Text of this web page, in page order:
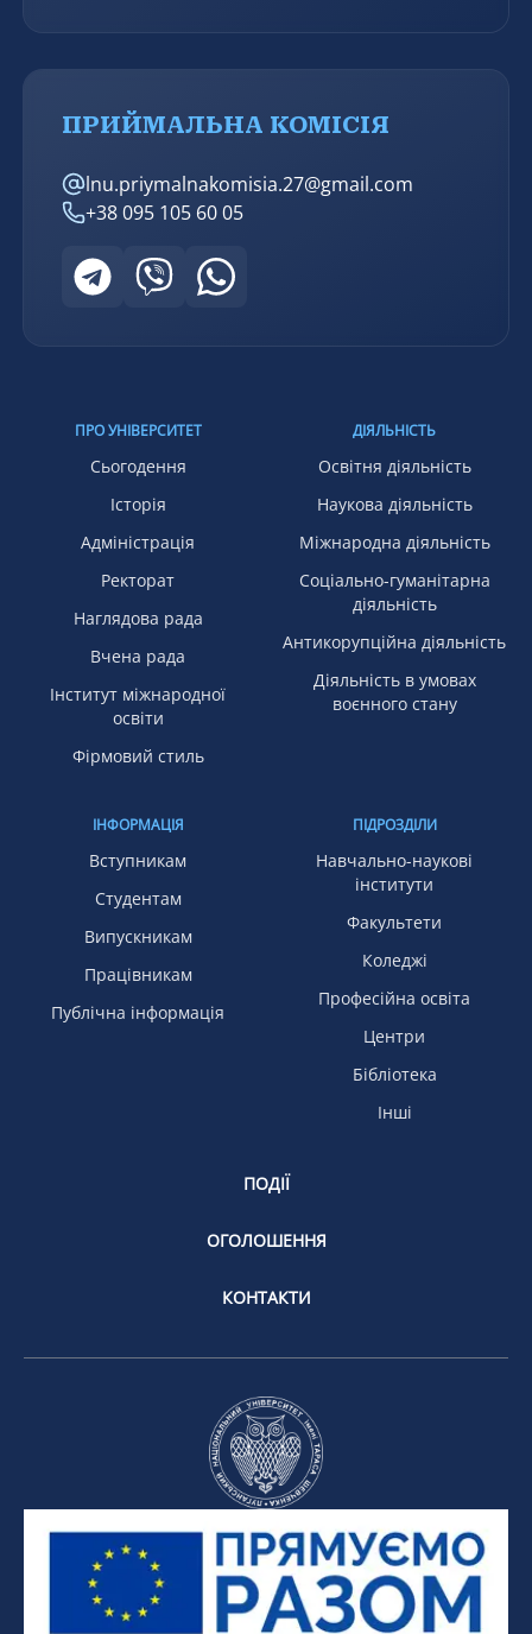
ПРИЙМАЛЬНА КОМІСІЯ
lnu.priymalnakomisia.27@gmail.com
+38 095 105 60 05
ПРО УНІВЕРСИТЕТ
Сьогодення
Історія
Адміністрація
Ректорат
Наглядова рада
Вчена рада
Інститут міжнародної
освіти
Фірмовий стиль
ДІЯЛЬНІСТЬ
Освітня діяльність
Наукова діяльність
Міжнародна діяльність
Соціально-гуманітарна
діяльність
Антикорупційна діяльність
Діяльність в умовах
воєнного стану
ІНФОРМАЦІЯ
Вступникам
Студентам
Випускникам
Працівникам
Публічна інформація
ПІДРОЗДІЛИ
Навчально-наукові
інститути
Факультети
Коледжі
Професійна освіта
Центри
Бібліотека
Інші
ПОДІЇ
ОГОЛОШЕННЯ
КОНТАКТИ